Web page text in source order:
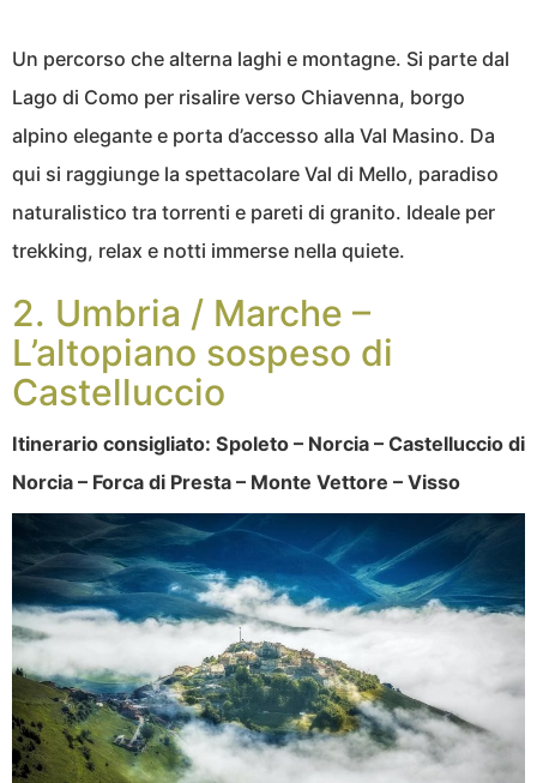
Un percorso che alterna laghi e montagne. Si parte dal
Lago di Como per risalire verso Chiavenna, borgo
alpino elegante e porta d’accesso alla Val Masino. Da
qui si raggiunge la spettacolare Val di Mello, paradiso
naturalistico tra torrenti e pareti di granito. Ideale per
trekking, relax e notti immerse nella quiete.
2. Umbria / Marche –
L’altopiano sospeso di
Castelluccio
Itinerario consigliato: Spoleto – Norcia – Castelluccio di
Norcia – Forca di Presta – Monte Vettore – Visso